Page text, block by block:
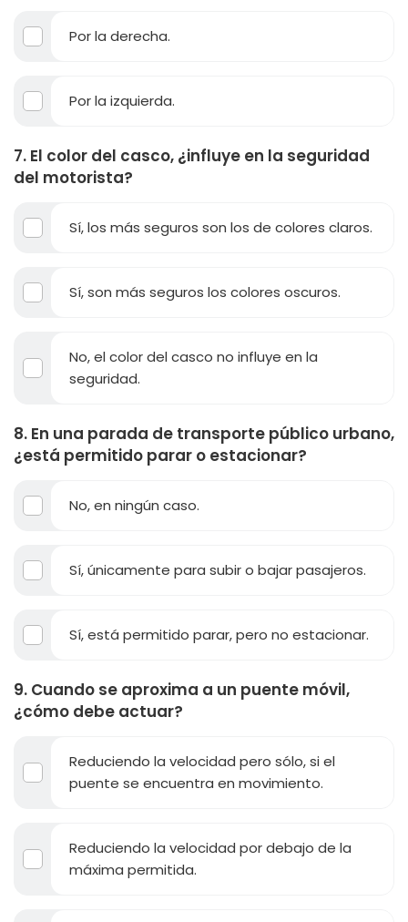
Por la derecha.
Por la izquierda.
7. El color del casco, ¿influye en la seguridad
del motorista?
Sí, los más seguros son los de colores claros.
Sí, son más seguros los colores oscuros.
No, el color del casco no influye en la
seguridad.
8. En una parada de transporte público urbano,
¿está permitido parar o estacionar?
No, en ningún caso.
Sí, únicamente para subir o bajar pasajeros.
Sí, está permitido parar, pero no estacionar.
9. Cuando se aproxima a un puente móvil,
¿cómo debe actuar?
Reduciendo la velocidad pero sólo, si el
puente se encuentra en movimiento.
Reduciendo la velocidad por debajo de la
máxima permitida.